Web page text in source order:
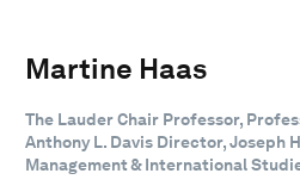
Martine Haas
The Lauder Chair Professor,
Anthony L. Davis Director, Joseph
Management & International